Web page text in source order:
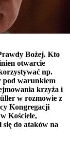
Bożej. Kto
otwarcie
np.
pod warunkiem
krzyża i
w rozmowie z
Kongregacji
Kościele,
się do ataków na